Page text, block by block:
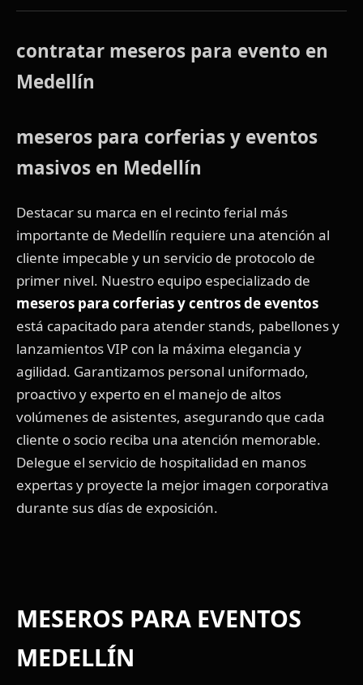
contratar meseros para evento en
Medellín
meseros para corferias y eventos
masivos en Medellín
Destacar su marca en el recinto ferial más
importante de Medellín requiere una atención al
cliente impecable y un servicio de protocolo de
primer nivel. Nuestro equipo especializado de
meseros para corferias y centros de eventos
está capacitado para atender stands, pabellones y
lanzamientos VIP con la máxima elegancia y
agilidad. Garantizamos personal uniformado,
proactivo y experto en el manejo de altos
volúmenes de asistentes, asegurando que cada
cliente o socio reciba una atención memorable.
Delegue el servicio de hospitalidad en manos
expertas y proyecte la mejor imagen corporativa
durante sus días de exposición.
MESEROS PARA EVENTOS
MEDELLÍN